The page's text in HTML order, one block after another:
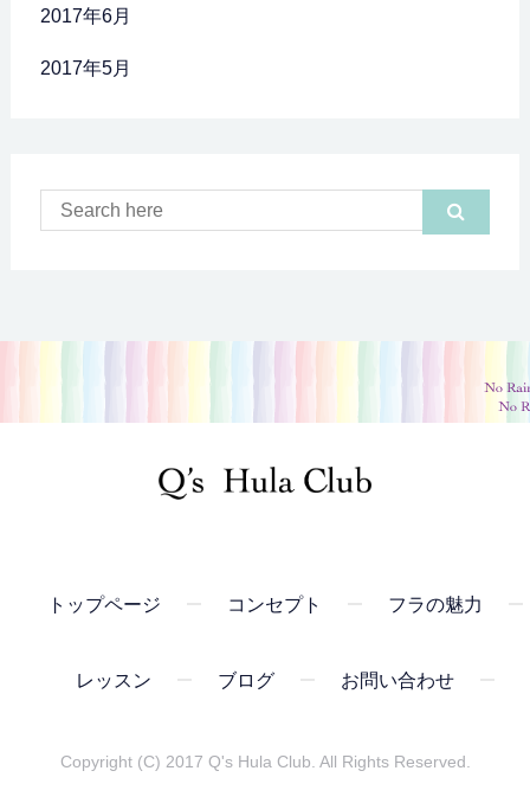
2017年6月
2017年5月
トップページ コンセプト フラの魅力
レッスン ブログ お問い合わせ
Copyright (C) 2017 Q's Hula Club. All Rights Reserved.